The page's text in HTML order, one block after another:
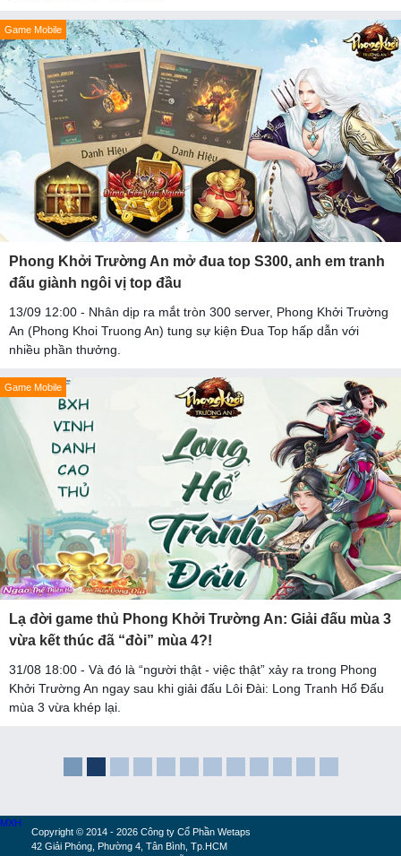
Game Mobile
Phong Khởi Trường An mở đua top S300, anh em tranh
đấu giành ngôi vị top đầu
13/09 12:00 - Nhân dịp ra mắt tròn 300 server, Phong Khởi Trường
An (Phong Khoi Truong An) tung sự kiện Đua Top hấp dẫn với
nhiều phần thưởng.
Game Mobile
Lạ đời game thủ Phong Khởi Trường An: Giải đấu mùa 3
vừa kết thúc đã “đòi” mùa 4?!
31/08 18:00 - Và đó là “người thật - việc thật” xảy ra trong Phong
Khởi Trường An ngay sau khi giải đấu Lôi Đài: Long Tranh Hổ Đấu
mùa 3 vừa khép lại.
Copyright © 2014 - 2026 Công ty Cổ Phần Wetaps
42 Giải Phóng, Phường 4, Tân Bình, Tp.HCM
MXH